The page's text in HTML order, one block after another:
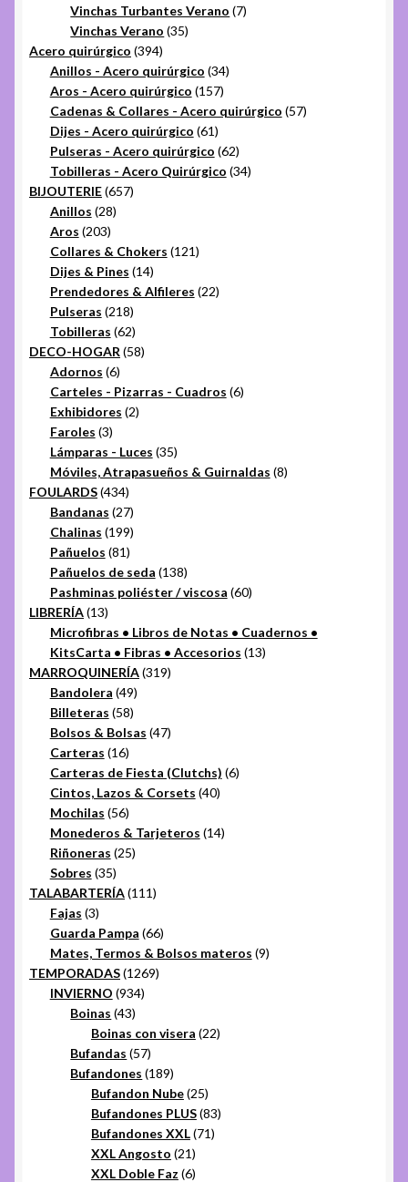
Vinchas Turbantes Verano 77
Vinchas Verano 3535
Acero quirúrgico 394394
productos
Anillos - Acero quirúrgico 3434
Aros - Acero quirúrgico 157157
productos
Cadenas & Collares - Acero quirúrgico 5757
Dijes - Acero quirúrgico 6161
productos
Pulseras - Acero quirúrgico 6262
productos
Tobilleras - Acero Quirúrgico 3434
BIJOUTERIE 657657
Anillos 2828
Aros 203203
productos
Collares & Chokers 121121
Dijes & Pines 1414
productos
Prendedores & Alfileres 2222
Pulseras 218218
productos
Tobilleras 6262
productos
DECO-HOGAR 5858
Adornos 66
productos
Carteles - Pizarras - Cuadros 66
Exhibidores 22
Faroles 33
productos
Lámparas - Luces 3535
productos
Móviles, Atrapasueños & Guirnaldas 88
FOULARDS 434434
productos
Bandanas 2727
productos
Chalinas 199199
productos
Pañuelos 8181
productos
Pañuelos de seda 138138
productos
Pashminas poliéster / viscosa 6060
LIBRERÍA 1313
productos
Microfibras • Libros de Notas • Cuadernos •
KitsCarta • Fibras • Accesorios 1313
MARROQUINERÍA 319319
Bandolera 4949
productos
Billeteras 5858
productos
Bolsos & Bolsas 4747
Carteras 1616
productos
Carteras de Fiesta (Clutchs) 66
Cintos, Lazos & Corsets 4040
Mochilas 5656
productos
Monederos & Tarjeteros 1414
Riñoneras 2525
Sobres 3535
productos
TALABARTERÍA 111111
Fajas 33
productos
Guarda Pampa 6666
productos
Mates, Termos & Bolsos materos 99
TEMPORADAS 12691269
INVIERNO 934934
Boinas 4343
productos
Boinas con visera 2222
Bufandas 5757
productos
Bufandones 189189
productos
Bufandon Nube 2525
productos
Bufandones PLUS 8383
Bufandones XXL 7171
XXL Angosto 2121
productos
XXL Doble Faz 66